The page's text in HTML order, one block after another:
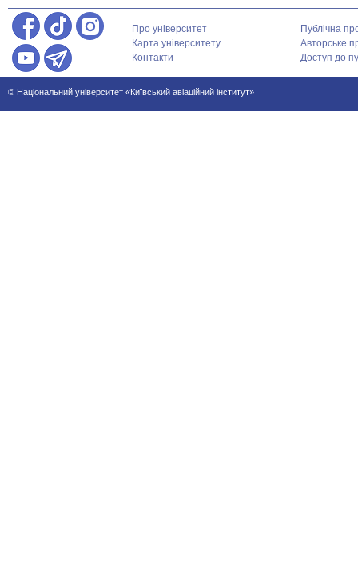
Про університет
Карта університету
Контакти
Публічна
Авторське
Доступ до
© Національний університет «Київський авіаційний інститут»